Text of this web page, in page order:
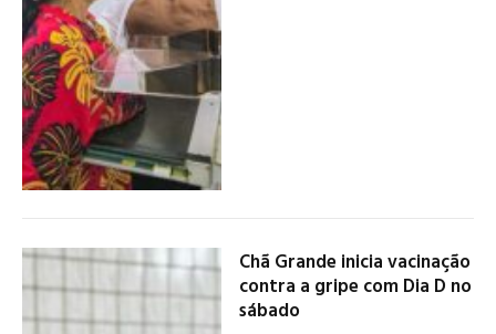
Chã Grande inicia vacinação
contra a gripe com Dia D no
sábado